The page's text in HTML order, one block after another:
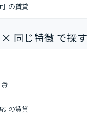
の賃貸
同じ特徴 で探す
の賃貸